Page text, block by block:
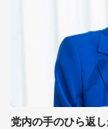
党内の手のひら返